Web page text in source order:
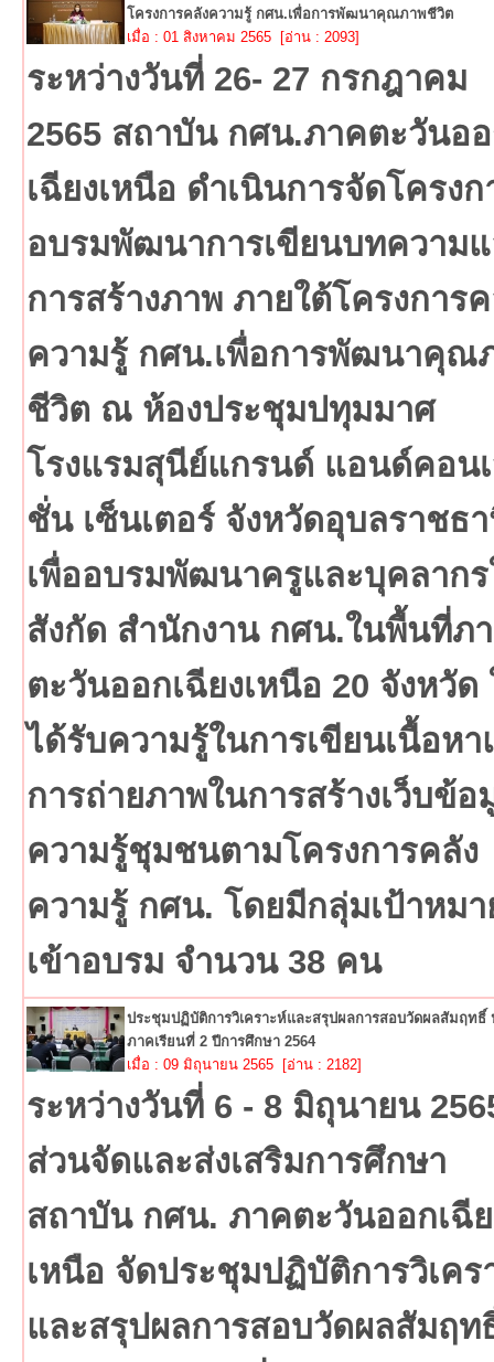
โครงการคลังความรู้ กศน.เพื่อการพัฒนาคุณภาพชีวิต
เมื่อ : 01 สิงหาคม 2565 [อ่าน : 2093]
ระหว่างวันที่ 26- 27 กรกฎาคม
2565 สถาบัน กศน.ภาคตะวันอ
เฉียงเหนือ ดำเนินการจัดโครงก
อบรมพัฒนาการเขียนบทความ
การสร้างภาพ ภายใต้โครงการ
ความรู้ กศน.เพื่อการพัฒนาคุณ
ชีวิต ณ ห้องประชุมปทุมมาศ
โรงแรมสุนีย์แกรนด์ แอนด์คอน
ชั่น เซ็นเตอร์ จังหวัดอุบลราชธ
เพื่ออบรมพัฒนาครูและบุคลาก
สังกัด สำนักงาน กศน.ในพื้นที่ภ
ตะวันออกเฉียงเหนือ 20 จังหวัด
ได้รับความรู้ในการเขียนเนื้อหา
การถ่ายภาพในการสร้างเว็บข้อ
ความรู้ชุมชนตามโครงการคลัง
ความรู้ กศน. โดยมีกลุ่มเป้าหมา
เข้าอบรม จำนวน 38 คน
ประชุมปฏิบัติการวิเคราะห์และสรุปผลการสอบวัดผลสัมฤทธิ์
ภาคเรียนที่ 2 ปีการศึกษา 2564
เมื่อ : 09 มิถุนายน 2565 [อ่าน : 2182]
ระหว่างวันที่ 6 -​ 8​ มิถุนายน​
ส่วนจัดและส่งเสริมการศึกษา
สถาบัน กศน. ภาคตะวันออกเฉี
เหนือ จัดประชุมปฏิบัติการวิเคร
และสรุปผลการสอบวัดผลสัมฤท